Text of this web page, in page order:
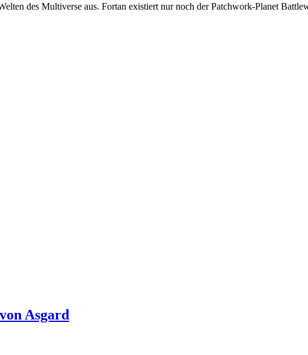
des Multiverse aus. Fortan existiert nur noch der Patchwork-Planet
Asgard